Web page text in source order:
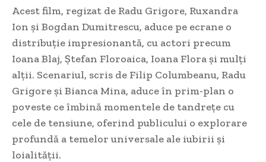
Acest film, regizat de Radu Grigore, Ruxandra
Ion și Bogdan Dumitrescu, aduce pe ecrane o
distribuție impresionantă, cu actori precum
Ioana Blaj, Ștefan Floroaica, Ioana Flora și mulți
alții. Scenariul, scris de Filip Columbeanu, Radu
Grigore și Bianca Mina, aduce în prim-plan o
poveste ce îmbină momentele de tandrețe cu
cele de tensiune, oferind publicului o explorare
profundă a temelor universale ale iubirii și
loialității.